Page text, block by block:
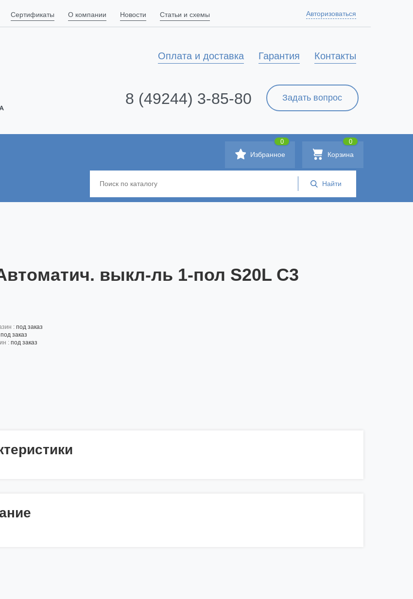
Сертификаты О компании Новости Статьи и схемы Авторизоваться
Контакты
Гарантия
Оплата и доставка
Задать вопрос
8 (49244) 3-85-80
Корзина
0
Избранное
0
выкл-ль 1-пол S20L C3
: под заказ
под заказ
: под заказ